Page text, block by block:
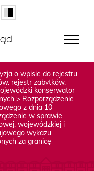
o wpisie do rejestru
, rejestr zabytków,
konserwator
> Rozporządzenie
z dnia 10
w sprawie
wojewódzkiej i
wykazu
za granicę